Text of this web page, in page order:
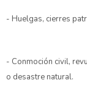
- Huelgas, cierres
- Conmoción civil,
o desastre natural.